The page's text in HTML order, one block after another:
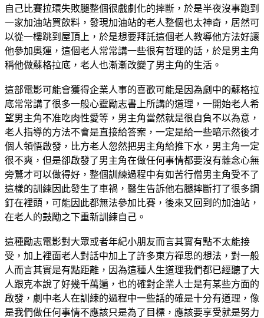
自己比賽拉環失敗腿整個很戲劇化的摔斷，於是半夜沒事跑到
一家加油站買飲料，發現加油站的老人整個也太神奇，居然可
以從一樓跳到屋頂上，於是想要拜託這個老人教導他方法好讓
他參加奧運，這個老人常常講一些很有哲理的話，於是男主角
稱他做蘇格拉底，老人也漸漸改變了男主角的生活。
這部電影可能會獲得企業人事的喜歡可能是因為劇中的蘇格拉
底常常講了很多一般心靈勵志書上所講的道理，一開始老人希
望男主角不准吃肉性愛等，男主角當然就是很自負不以為意，
老人指導的方法不會是直接給答案，一定是給一些暗示然後才
個人領悟啟發，比方老人忽然把男主角給推下水，男主角一定
很不爽，但是卻啟發了男主角在做任何事情都要沒有雜念心無
旁鶩才可以做得好，整個訓練過程中有如苦行僧男主角受不了
這樣的訓練因此發生了車禍，醫生告訴他右腿摔斷打了很多鋼
釘在裡頭，可能因此都無法參加比賽，後來又回到的加油站，
在老人的鼓勵之下重新訓練自己。
這種勵志電影對大眾或者年紀小朋友而言其實有點不太能接
受，加上裡面老人對話中加上了許多東方禪思的想法，對一般
人而言其實是有點距離，因為這種人生道理我們都已經聽了大
人跟克本說了好幾千萬遍，也的確對企業人士是有某些方面的
啟發，劇中老人在訓練的過程中一些話的確是十分有道理，像
是我們做任何事情不應該只是為了目標，應該要享受就是努力